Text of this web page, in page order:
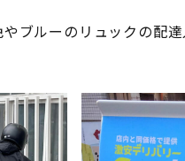
ブルーのリュックの配